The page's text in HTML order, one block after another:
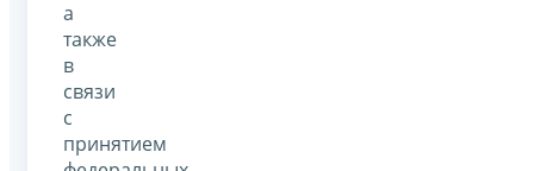
а
также
в
связи
с
принятием